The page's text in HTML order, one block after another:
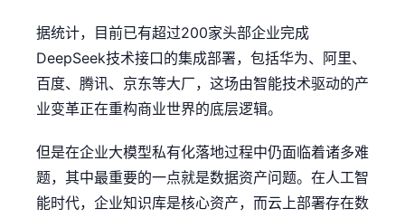
据统计，目前已有超过200家头部企业完成
DeepSeek技术接口的集成部署，包括华为、阿里、
百度、腾讯、京东等大厂，这场由智能技术驱动的产
业变革正在重构商业世界的底层逻辑。
但是在企业大模型私有化落地过程中仍面临着诸多难
题，其中最重要的一点就是数据资产问题。在人工智
能时代，企业知识库是核心资产，而云上部署存在数